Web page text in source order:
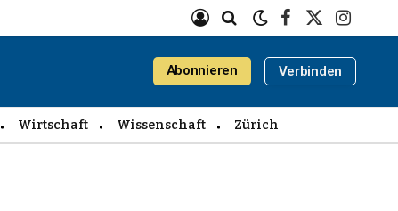
Facebook
X
Abonnieren Verbinden
Wirtschaft Wissenschaft Zürich